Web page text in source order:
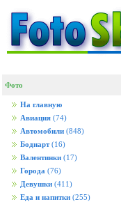
Фото
На главную
Авиация (74)
Автомобили (848)
Бодиарт (16)
Валентинки (17)
Города (76)
Девушки (411)
Еда и напитки (255)